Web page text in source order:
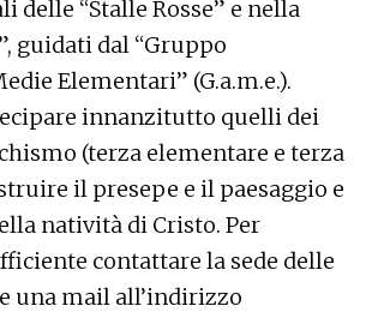
delle “Stalle Rosse” e nella
guidati dal “Gruppo
Elementari” (G.a.m.e.).
innanzitutto quelli dei
(terza elementare e terza
il presepe e il paesaggio e
natività di Cristo. Per
contattare la sede delle
una mail all’indirizzo